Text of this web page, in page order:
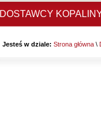
DOSTAWCY
Jesteś w dziale: Strona główna \